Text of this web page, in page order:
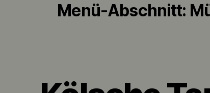
Menü-Abschnitt: